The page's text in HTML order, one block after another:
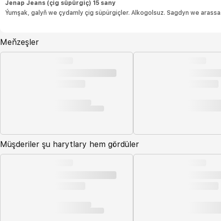
Jenap Jeans (çig süpürgiç) 15 sany
Ýumşak, galyň we çydamly çig süpürgiçler. Alkogolsuz. Sagdyn we
Meňzeşler
Müşderiler şu harytlary hem gördüler